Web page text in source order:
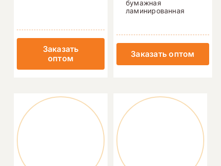
Заказать
оптом
бумажная
ламинированная
Заказать оптом